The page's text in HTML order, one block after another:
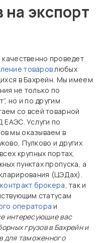
на экспорт
проведет
товаровлюбых
в Бахрейн. Мы имеем
не только по
но и по другим
со всей товарной
Услуги по
мы оказываем в
Пулково и других
крупных портах,
пунктах пропуска, а
(ЦЭДах).
контракт брокера, так и
статусам
оператора и
интересующие вас
грузов в Бахрейн и
для таможенного